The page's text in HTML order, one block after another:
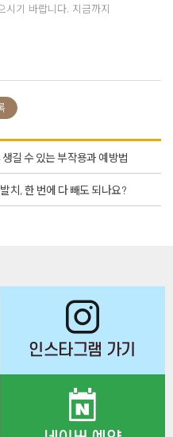
시기 바랍니다. 지금까지
길 수 있는 부작용과 예방법
치, 한 번에 다 빼도 되나요?
인스타그램 가기